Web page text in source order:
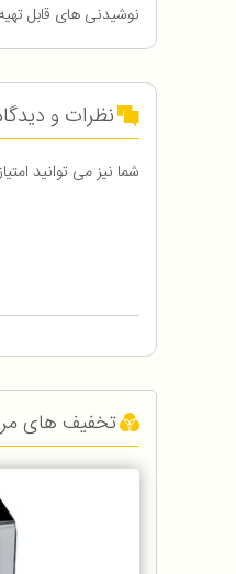
نوشیدنی های قابل تهیه
نظرات و
شما نیز می توانید
تخفیف های